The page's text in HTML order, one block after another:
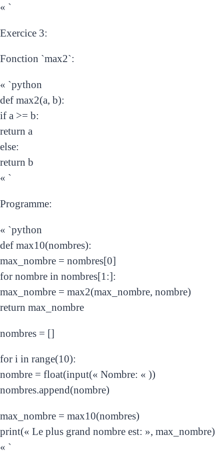
« `
Exercice 3:
Fonction `max2`:
« `python
def max2(a, b):
if a >= b:
return a
else:
return b
« `
Programme:
« `python
def max10(nombres):
max_nombre = nombres[0]
for nombre in nombres[1:]:
max_nombre = max2(max_nombre, nombre)
return max_nombre
nombres = []
for i in range(10):
nombre = float(input(« Nombre: « ))
nombres.append(nombre)
max_nombre = max10(nombres)
print(« Le plus grand nombre est: », max_nombre)
« `